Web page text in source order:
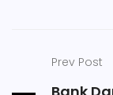
Prev Post